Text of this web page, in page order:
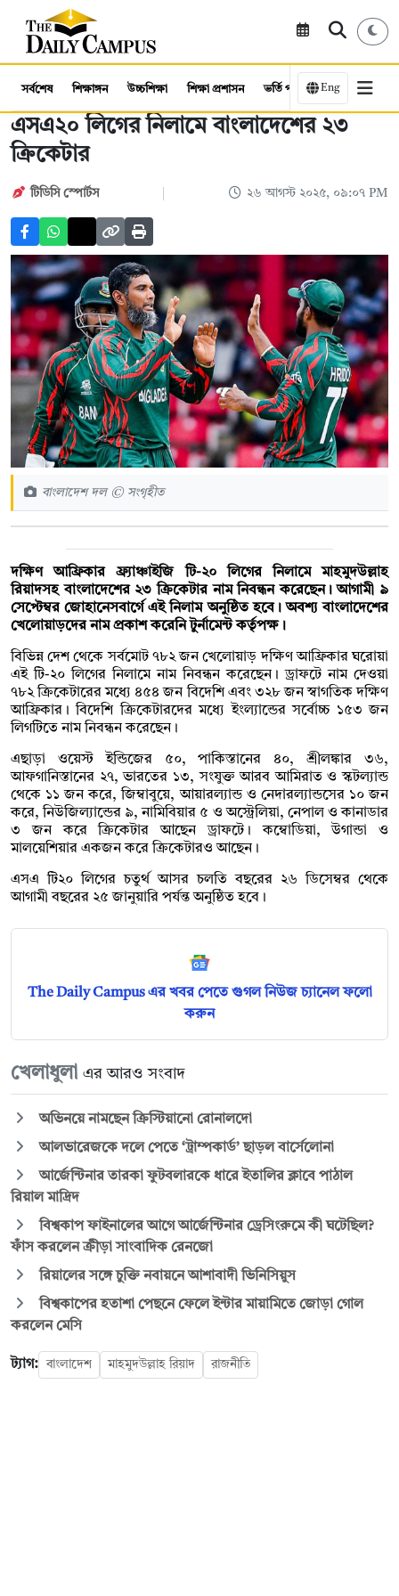
সর্বশেষ শিক্ষাঙ্গন উচ্চশিক্ষা শিক্ষা প্রশাসন ভর্তি পরীক্ষা কর্মসংস্থান
Eng
এসএ২০ লিগের নিলামে বাংলাদেশের ২৩
ক্রিকেটার
টিডিসি স্পোর্টস ২৬ আগস্ট ২০২৫, ০৯:০৭ PM
বাংলাদেশ দল © সংগৃহীত
দক্ষিণ আফ্রিকার ফ্র্যাঞ্চাইজি টি-২০ লিগের নিলামে মাহমুদউল্লাহ
রিয়াদসহ বাংলাদেশের ২৩ ক্রিকেটার নাম নিবন্ধন করেছেন। আগামী ৯
সেপ্টেম্বর জোহানেসবার্গে এই নিলাম অনুষ্ঠিত হবে। অবশ্য বাংলাদেশের
খেলোয়াড়দের নাম প্রকাশ করেনি টুর্নামেন্ট কর্তৃপক্ষ।
বিভিন্ন দেশ থেকে সর্বমোট ৭৮২ জন খেলোয়াড় দক্ষিণ আফ্রিকার ঘরোয়া
এই টি-২০ লিগের নিলামে নাম নিবন্ধন করেছেন। ড্রাফটে নাম দেওয়া
৭৮২ ক্রিকেটারের মধ্যে ৪৫৪ জন বিদেশি এবং ৩২৮ জন স্বাগতিক দক্ষিণ
আফ্রিকার। বিদেশি ক্রিকেটারদের মধ্যে ইংল্যান্ডের সর্বোচ্চ ১৫৩ জন
লিগটিতে নাম নিবন্ধন করেছেন।
এছাড়া ওয়েস্ট ইন্ডিজের ৫০, পাকিস্তানের ৪০, শ্রীলঙ্কার ৩৬,
আফগানিস্তানের ২৭, ভারতের ১৩, সংযুক্ত আরব আমিরাত ও স্কটল্যান্ড
থেকে ১১ জন করে, জিম্বাবুয়ে, আয়ারল্যান্ড ও নেদারল্যান্ডসের ১০ জন
করে, নিউজিল্যান্ডের ৯, নামিবিয়ার ৫ ও অস্ট্রেলিয়া, নেপাল ও কানাডার
৩ জন করে ক্রিকেটার আছেন ড্রাফটে। কম্বোডিয়া, উগান্ডা ও
মালয়েশিয়ার একজন করে ক্রিকেটারও আছেন।
এসএ টি২০ লিগের চতুর্থ আসর চলতি বছরের ২৬ ডিসেম্বর থেকে
আগামী বছরের ২৫ জানুয়ারি পর্যন্ত অনুষ্ঠিত হবে।
The Daily Campus এর খবর পেতে গুগল নিউজ চ্যানেল ফলো
করুন
খেলাধুলা এর আরও সংবাদ
অভিনয়ে নামছেন ক্রিস্টিয়ানো রোনালদো
আলভারেজকে দলে পেতে ‘ট্রাম্পকার্ড’ ছাড়ল বার্সেলোনা
আর্জেন্টিনার তারকা ফুটবলারকে ধারে ইতালির ক্লাবে পাঠাল
রিয়াল মাদ্রিদ
বিশ্বকাপ ফাইনালের আগে আর্জেন্টিনার ড্রেসিংরুমে কী ঘটেছিল?
ফাঁস করলেন ক্রীড়া সাংবাদিক রেনজো
রিয়ালের সঙ্গে চুক্তি নবায়নে আশাবাদী ভিনিসিয়ুস
বিশ্বকাপের হতাশা পেছনে ফেলে ইন্টার মায়ামিতে জোড়া গোল
করলেন মেসি
ট্যাগ: বাংলাদেশ মাহমুদউল্লাহ রিয়াদ রাজনীতি